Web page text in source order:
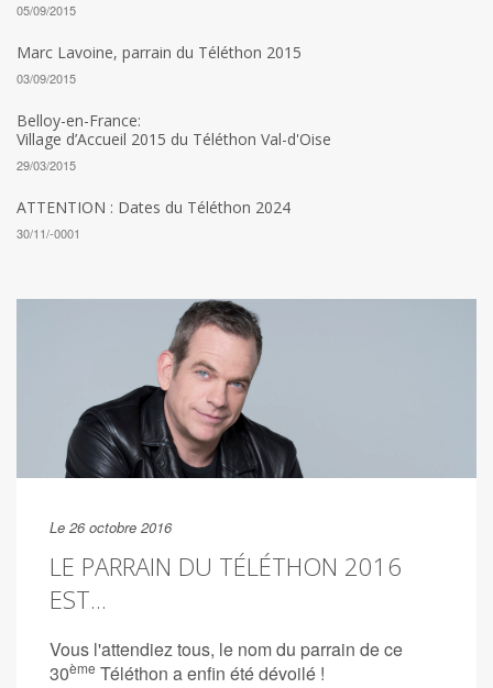
05/09/2015
Marc Lavoine, parrain du Téléthon 2015
03/09/2015
Belloy-en-France:
Village d’Accueil 2015 du Téléthon Val-d'Oise
29/03/2015
ATTENTION : Dates du Téléthon 2024
30/11/-0001
Le 26 octobre 2016
LE PARRAIN DU TÉLÉTHON 2016
EST...
Vous l'attendiez tous, le nom du parrain de ce
30ème Téléthon a enfin été dévoilé !